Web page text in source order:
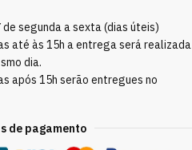
de segunda a sexta (dias úteis)
até às 15h a entrega será realizada
dia.
após 15h serão entregues no
de pagamento